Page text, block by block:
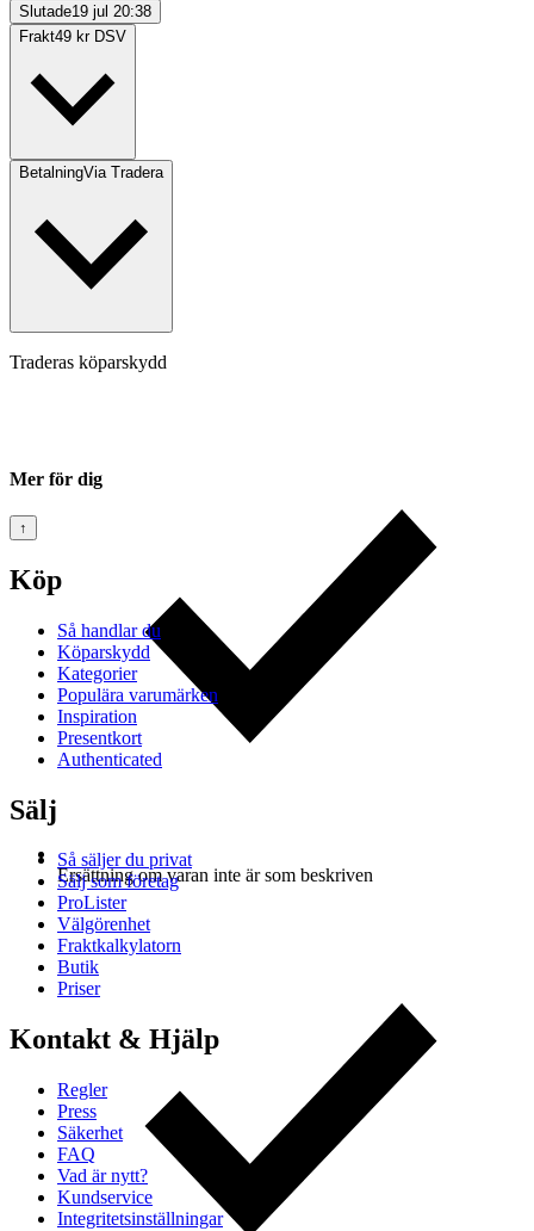
Slutade19 jul 20:38
Frakt49 kr DSV
BetalningVia Tradera
Traderas köparskydd
Ersättning om varan inte är som beskriven
Mer för dig
↑
Köp
Så handlar du
Köparskydd
Kategorier
Populära varumärken
Inspiration
Presentkort
Authenticated
Sälj
Så säljer du privat
Sälj som företag
ProLister
Välgörenhet
Fraktkalkylatorn
Butik
Priser
Kontakt & Hjälp
Regler
Press
Säkerhet
FAQ
Vad är nytt?
Kundservice
Integritetsinställningar